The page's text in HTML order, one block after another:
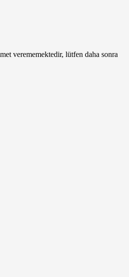
verememektedir, lütfen daha sonra